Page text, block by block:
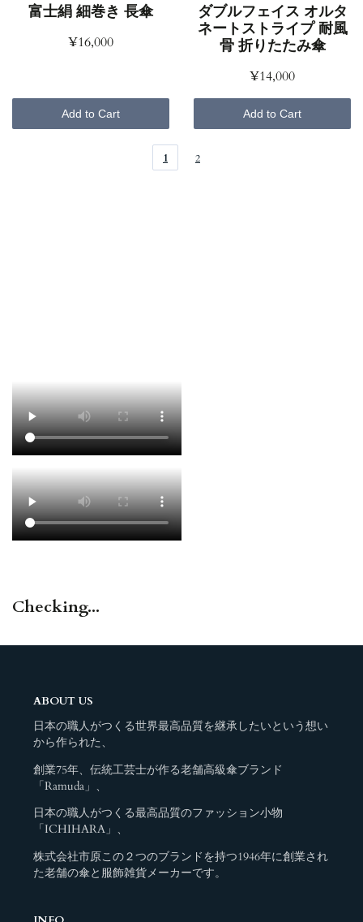
富士絹 細巻き 長傘
¥16,000
Add to Cart
ダブルフェイス オルタ
ネートストライプ 耐風
骨 折りたたみ傘
¥14,000
Add to Cart
1 2
Checking...
ABOUT US
日本の職人がつくる世界最高品質を継承したいという想い
から作られた、
創業75年、伝統工芸士が作る老舗高級傘ブランド
「Ramuda」、
日本の職人がつくる最高品質のファッション小物
「ICHIHARA」、
株式会社市原この２つのブランドを持つ1946年に創業され
た老舗の傘と服飾雑貨メーカーです。